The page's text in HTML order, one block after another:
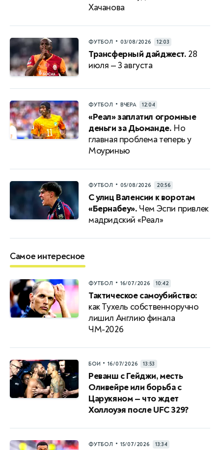
Хачанова
ФУТБОЛ • 03/08/2026 12:03
Трансферный дайджест. 28
июля — 3 августа
ФУТБОЛ • ВЧЕРА 12:04
«Реал» заплатил огромные
деньги за Дьоманде. Но
главная проблема теперь у
Моуринью
ФУТБОЛ • 05/08/2026 20:56
С улиц Валенсии к воротам
«Бернабеу». Чем Эспи привлек
мадридский «Реал»
Самое интересное
ФУТБОЛ • 16/07/2026 10:42
Тактическое самоубийство:
как Тухель собственноручно
лишил Англию финала
ЧМ-2026
БОИ • 16/07/2026 13:53
Реванш с Гейджи, месть
Оливейре или борьба с
Царукяном — что ждет
Холлоуэя после UFC 329?
ФУТБОЛ • 15/07/2026 13:34